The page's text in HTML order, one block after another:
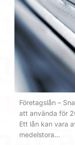
Företagslån –
att använda för
Ett lån kan vara
medelstora…